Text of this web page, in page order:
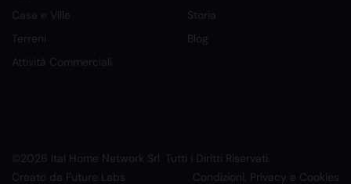
Case e Ville
Terreni
Attività Commerciali
Storia
Blog
©2026 Ital Home Network Srl. Tutti i Diritti Riservati.
Creato da Future Labs
Condizioni, Privacy e Cookies